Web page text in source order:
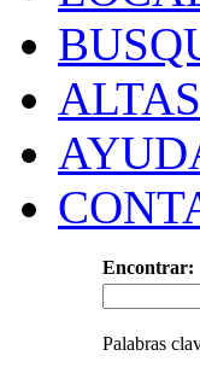
ALTAS
Encontrar:
Palabras